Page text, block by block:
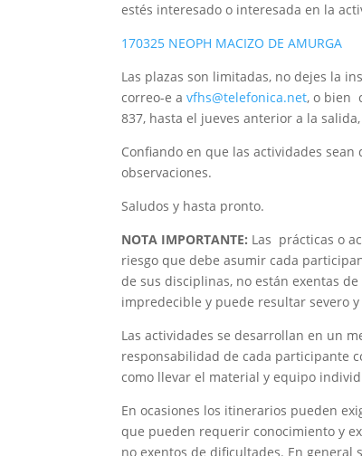
estés interesado o interesada en la
170325 NEOPH MACIZO DE AMURGA
Las plazas son limitadas, no dejes la
correo-e avfhs@telefonica.net, o bien
837, hasta el jueves anterior a la
Confiando en que las actividades
observaciones.
Saludos y hasta pronto.
NOTA IMPORTANTE: Las prácticas o
riesgo que debe asumir cada
de sus disciplinas, no están exentas
impredecible y puede resultar severo
Las actividades se desarrollan en un
responsabilidad de cada participante
como llevar el material y equipo
En ocasiones los itinerarios pueden
que pueden requerir conocimiento y
no exentos de dificultades. En